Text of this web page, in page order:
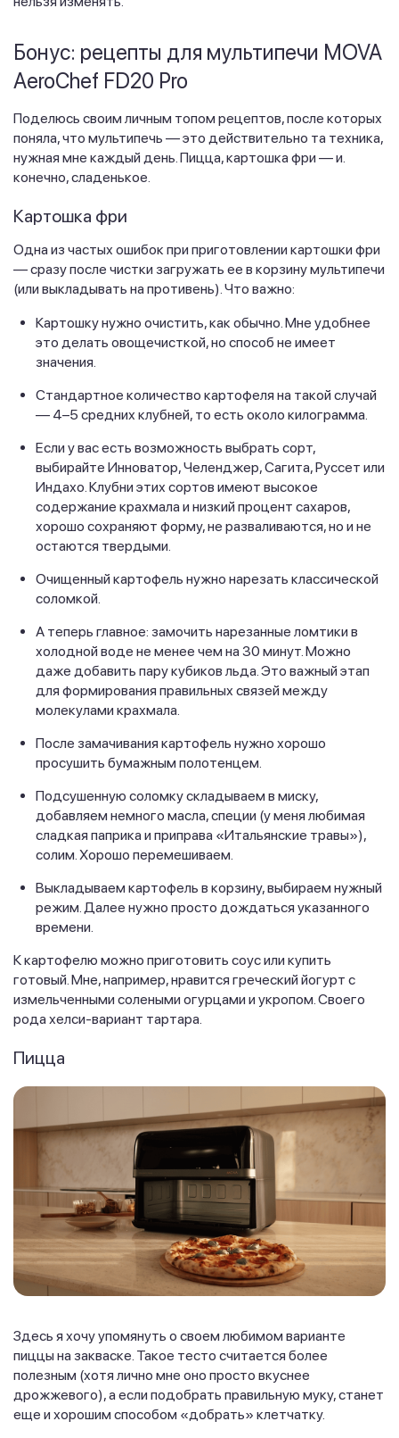
Бонус: рецепты для мультипечи MOVA
AeroChef FD20 Pro
Поделюсь своим личным топом рецептов, после которых
поняла, что мультипечь — это действительно та техника,
нужная мне каждый день. Пицца, картошка фри — и.
конечно, сладенькое.
Картошка фри
Одна из частых ошибок при приготовлении картошки фри
— сразу после чистки загружать ее в корзину мультипечи
(или выкладывать на противень). Что важно:
Картошку нужно очистить, как обычно. Мне удобнее
это делать овощечисткой, но способ не имеет
значения.
Стандартное количество картофеля на такой случай
— 4–5 средних клубней, то есть около килограмма.
Если у вас есть возможность выбрать сорт,
выбирайте Инноватор, Челенджер, Сагита, Руссет или
Индахо. Клубни этих сортов имеют высокое
содержание крахмала и низкий процент сахаров,
хорошо сохраняют форму, не разваливаются, но и не
остаются твердыми.
Очищенный картофель нужно нарезать классической
соломкой.
А теперь главное: замочить нарезанные ломтики в
холодной воде не менее чем на 30 минут. Можно
даже добавить пару кубиков льда. Это важный этап
для формирования правильных связей между
молекулами крахмала.
После замачивания картофель нужно хорошо
просушить бумажным полотенцем.
Подсушенную соломку складываем в миску,
добавляем немного масла, специи (у меня любимая
сладкая паприка и приправа «Итальянские травы»),
солим. Хорошо перемешиваем.
Выкладываем картофель в корзину, выбираем нужный
режим. Далее нужно просто дождаться указанного
времени.
К картофелю можно приготовить соус или купить
готовый. Мне, например, нравится греческий йогурт с
измельченными солеными огурцами и укропом. Своего
рода хелси-вариант тартара.
Пицца
Здесь я хочу упомянуть о своем любимом варианте
пиццы на закваске. Такое тесто считается более
полезным (хотя лично мне оно просто вкуснее
дрожжевого), а если подобрать правильную муку, станет
еще и хорошим способом «добрать» клетчатку.